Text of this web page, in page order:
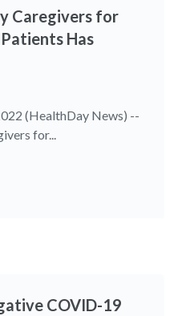
Caregivers for
Has
(HealthDay News) --
for...
COVID-19